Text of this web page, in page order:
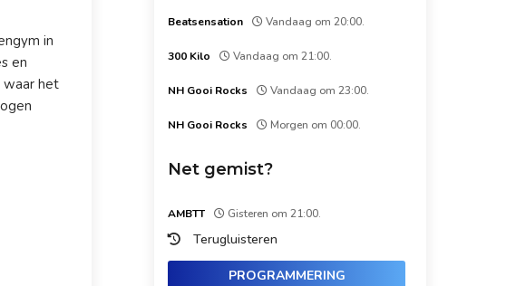
in
en
waar het
Beatsensation Vandaag om 20:00.
300 Kilo Vandaag om 21:00.
NH Gooi Rocks Vandaag om 23:00.
NH Gooi Rocks Morgen om 00:00.
Net gemist?
AMBTT Gisteren om 21:00.
Terugluisteren
PROGRAMMERING